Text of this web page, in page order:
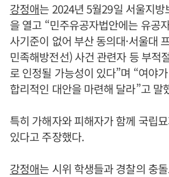
강정애는 2024년 5월29일 서울지
을 열고 “민주유공자법안에는 유공
사기준이 없어 부산 동의대·서울대
민족해방전선) 사건 관련자 등 부적
로 인정될 가능성이 있다”며 “여야
합리적인 대안을 마련해 달라”고 말
특히 가해자와 피해자가 함께 국립
있다고 주장했다.
강정애는 시위 학생들과 경찰의 충